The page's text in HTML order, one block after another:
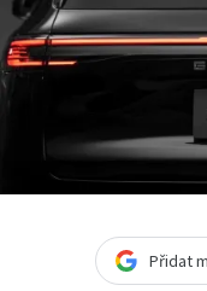
Přidat